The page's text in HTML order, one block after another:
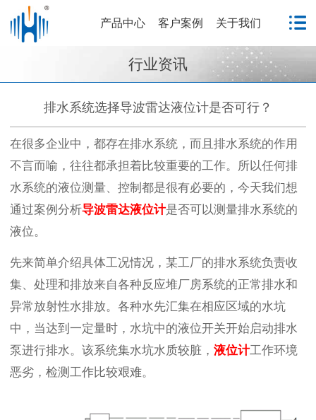
产品中心 客户案例 关于我们
行业资讯
排水系统选择导波雷达液位计是否可行？
在很多企业中，都存在排水系统，而且排水系统的作用
不言而喻，往往都承担着比较重要的工作。所以任何排
水系统的液位测量、控制都是很有必要的，今天我们想
通过案例分析导波雷达液位计是否可以测量排水系统的
液位。
先来简单介绍具体工况情况，某工厂的排水系统负责收
集、处理和排放来自各种反应堆厂房系统的正常排水和
异常放射性水排放。各种水先汇集在相应区域的水坑
中，当达到一定量时，水坑中的液位开关开始启动排水
泵进行排水。该系统集水坑水质较脏， 液位计工作环境
恶劣，检测工作比较艰难。